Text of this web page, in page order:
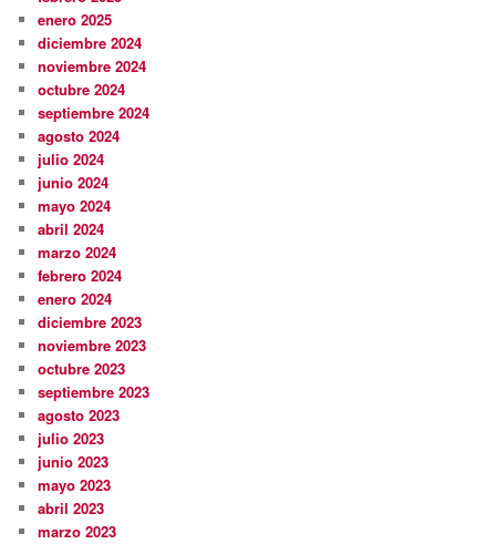
enero 2025
diciembre 2024
noviembre 2024
octubre 2024
septiembre 2024
agosto 2024
julio 2024
junio 2024
mayo 2024
abril 2024
marzo 2024
febrero 2024
enero 2024
diciembre 2023
noviembre 2023
octubre 2023
septiembre 2023
agosto 2023
julio 2023
junio 2023
mayo 2023
abril 2023
marzo 2023